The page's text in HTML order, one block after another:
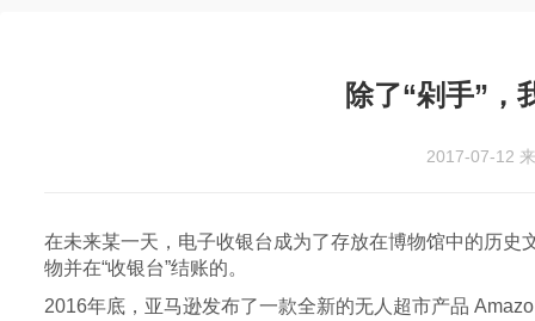
除了“剁手”，
2017-07-12
在未来某一天，电子收银台成为了存放在博物馆中的历史
物并在“收银台”结账的。
2016年底，亚马逊发布了一款全新的无人超市产品